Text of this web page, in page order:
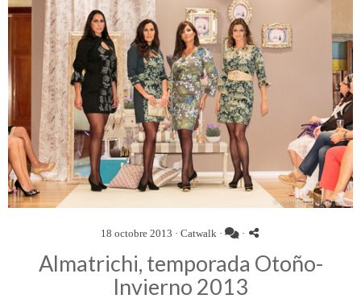
18 octobre 2013 · Catwalk · ·
Almatrichi, temporada Otoño-
Invierno 2013